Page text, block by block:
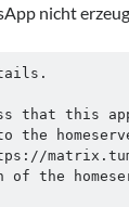
nicht
the